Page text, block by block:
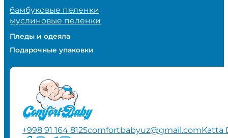
бамбуковые пеленки
муслиновые пеленки
Пледы и одеяла
Подарочные упаковки
+998 91 164 8125comfortbabyuz@gmail.comKatta